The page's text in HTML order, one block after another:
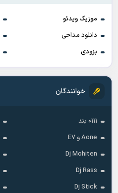
موزیک ویدئو
دانلود مداحی
بزودی
خوانندگان
۰۱۱۱ بند
Aone و E7
Dj Mohiten
Dj Rass
Dj Stick